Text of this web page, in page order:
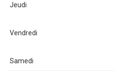
Jeudi
Vendredi
Samedi